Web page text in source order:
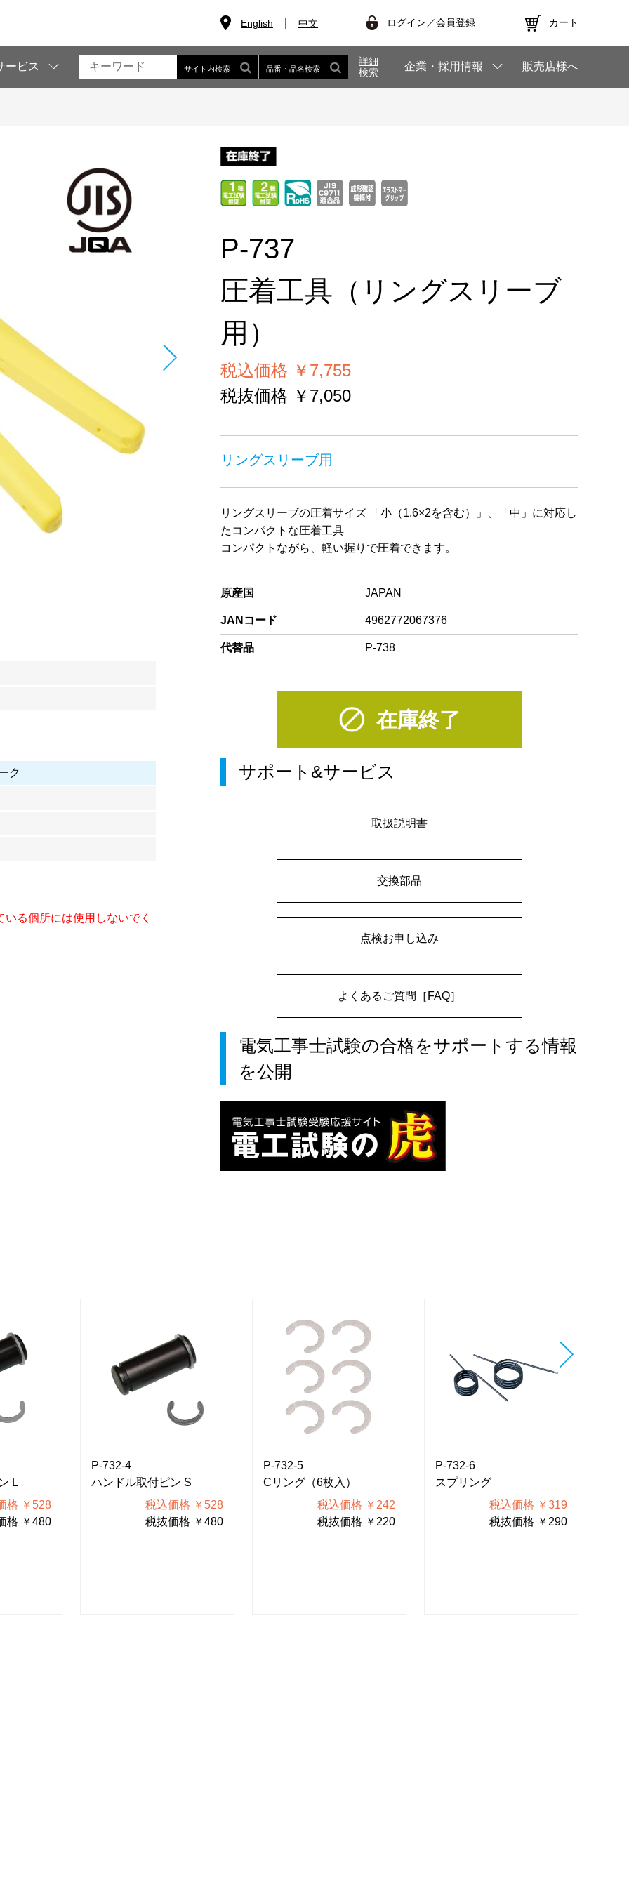
English 中文 ログイン／会員登録 カート
ービス サイト内検索 品番・品名検索
詳細
検索
企業・採用情報 販売店様へ
ク
る個所には使用しないでく
P-737
圧着工具（リングスリーブ
用）
税込価格 ￥7,755
税抜価格 ￥7,050
リングスリーブ用
リングスリーブの圧着サイズ 「小（1.6×2を含む）」、「中」に対応し
たコンパクトな圧着工具
コンパクトながら、軽い握りで圧着できます。
原産国 JAPAN
JANコード 4962772067376
代替品 P-738
在庫終了
サポート&サービス
取扱説明書
交換部品
点検お申し込み
よくあるご質問［FAQ］
電気工事士試験の合格をサポートする情報
を公開
L
格 ￥528
格 ￥480
P-732-4
ハンドル取付ピン S
税込価格 ￥528
税抜価格 ￥480
P-732-5
Cリング（6枚入）
税込価格 ￥242
税抜価格 ￥220
P-732-6
スプリング
税込価格 ￥319
税抜価格 ￥290